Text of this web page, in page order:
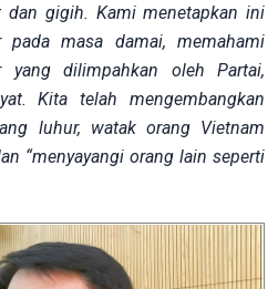
dan gigih. Kami menetapkan ini
pada masa damai, memahami
dilimpahkan oleh Partai,
Kita telah mengembangkan
luhur, watak orang Vietnam
“menyayangi orang lain seperti